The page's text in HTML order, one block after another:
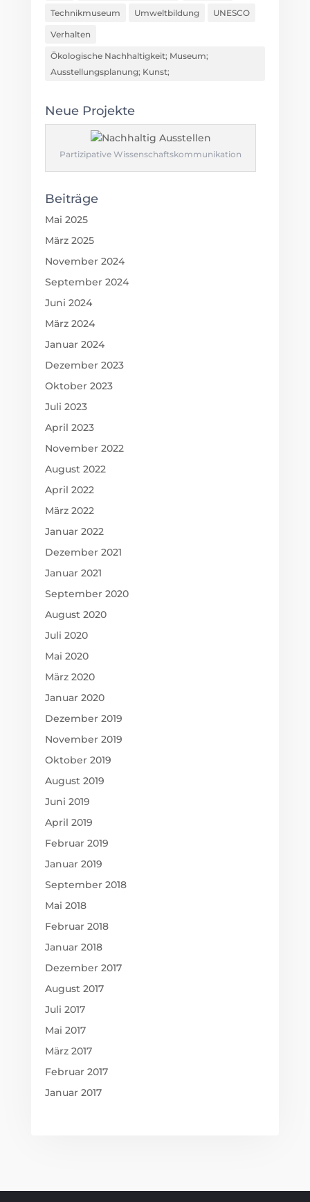
Technikmuseum Umweltbildung UNESCO
Verhalten
Ökologische Nachhaltigkeit; Museum;
Ausstellungsplanung; Kunst;
Neue Projekte
Partizipative Wissenschaftskommunikation
Beiträge
Mai 2025
März 2025
November 2024
September 2024
Juni 2024
März 2024
Januar 2024
Dezember 2023
Oktober 2023
Juli 2023
April 2023
November 2022
August 2022
April 2022
März 2022
Januar 2022
Dezember 2021
Januar 2021
September 2020
August 2020
Juli 2020
Mai 2020
März 2020
Januar 2020
Dezember 2019
November 2019
Oktober 2019
August 2019
Juni 2019
April 2019
Februar 2019
Januar 2019
September 2018
Mai 2018
Februar 2018
Januar 2018
Dezember 2017
August 2017
Juli 2017
Mai 2017
März 2017
Februar 2017
Januar 2017